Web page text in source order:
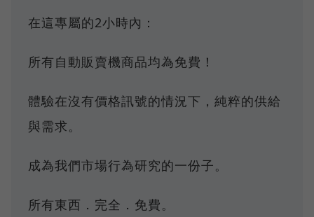
在這專屬的2小時內：
所有自動販賣機商品均為免費！
體驗在沒有價格訊號的情況下，純粹的供給
與需求。
成為我們市場行為研究的一份子。
所有東西．完全．免費。